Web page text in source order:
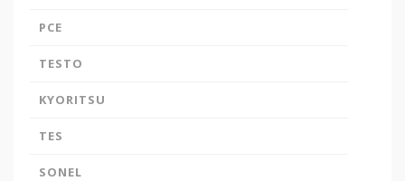
PCE
TESTO
KYORITSU
TES
SONEL